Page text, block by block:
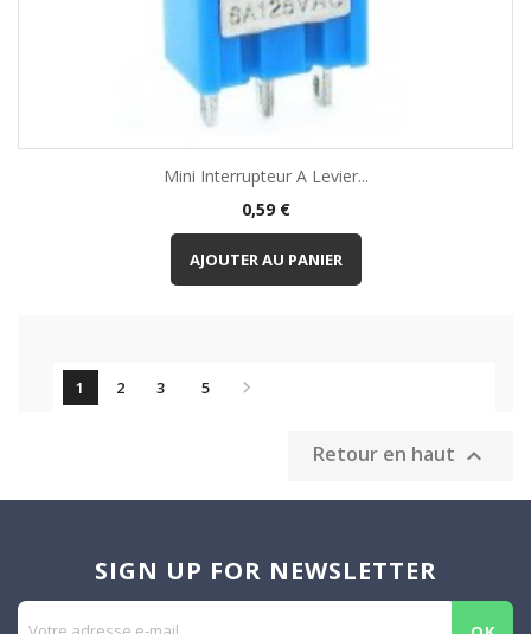
Mini Interrupteur A Levier...
Prix
0,59 €
AJOUTER AU PANIER
1 2 3 5 
Retour en haut 
SIGN UP FOR NEWSLETTER